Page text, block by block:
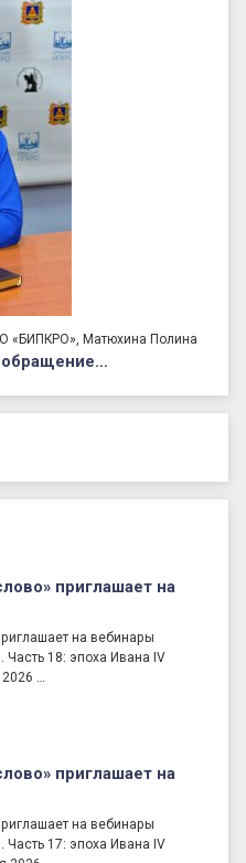
«БИПКРО», Матюхина Полина
обращение…
приглашает на
на вебинары
Часть 18: эпоха Ивана IV
2026 …
приглашает на
на вебинары
Часть 17: эпоха Ивана IV